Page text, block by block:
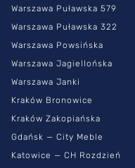
Warszawa Puławska 579
Warszawa Puławska 322
Warszawa Powsińska
Warszawa Jagiellońska
Warszawa Janki
Kraków Bronowice
Kraków Zakopiańska
Gdańsk — City Meble
Katowice — CH Rozdzień